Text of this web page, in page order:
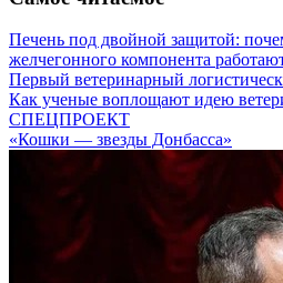
Печень под двойной защитой:
желчегонного компонента
Первый ветеринарный
Как ученые воплощают идею
СПЕЦПРОЕКТ
«Кошки — звезды Донбасса»